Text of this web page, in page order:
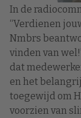
In de
“Verdienen
Nmbrs
vinden van
dat
en het
toegewijd om
voorzien van